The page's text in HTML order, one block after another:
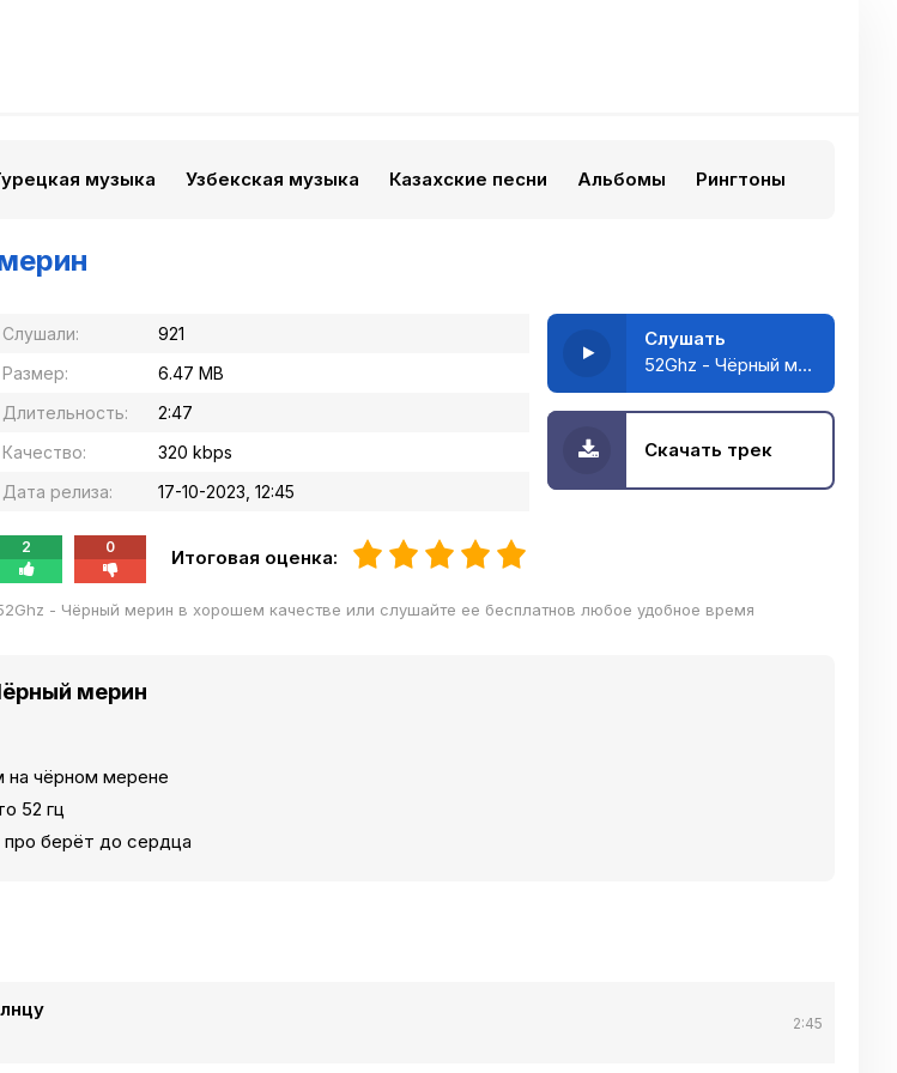
музыка Узбекская музыка Казахские песни Альбомы Рингтоны
Слушали:
921
Размер:
6.47 MB
Длительность:
2:47
Качество:
320 kbps
Дата релиза:
17-10-2023, 12:45
2 0 Итоговая оценка:
Слушать
52Ghz - Чёрный мерин
Скачать трек
- Чёрный мерин в хорошем качестве или слушайте ее бесплатнов любое удобное время
мерин
на чёрном мерене
52 гц
берёт до сердца
2:45